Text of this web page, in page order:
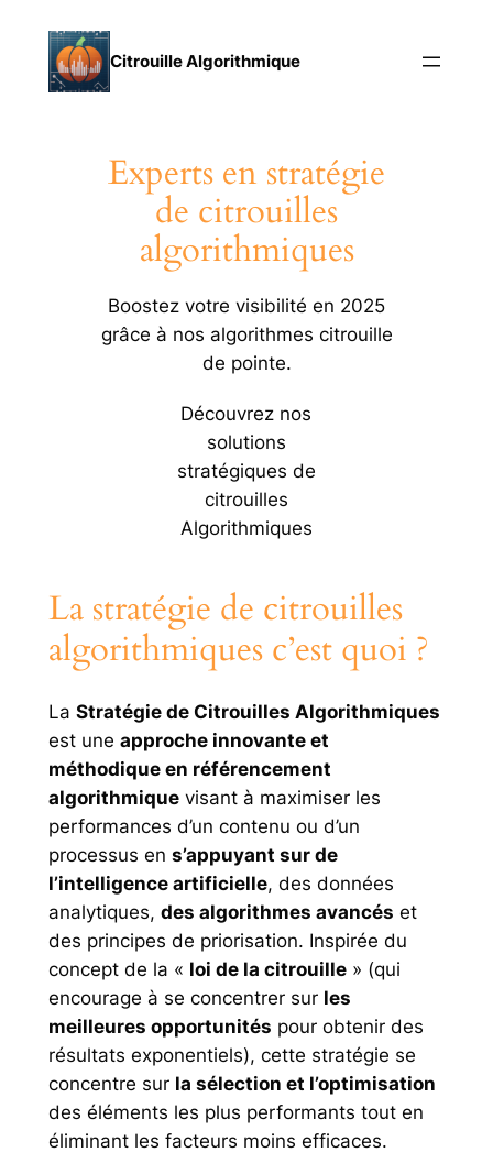
contenu
Citrouille Algorithmique
Experts en stratégie
de citrouilles
algorithmiques
Boostez votre visibilité en 2025
grâce à nos algorithmes citrouille
de pointe.
Découvrez nos
solutions
stratégiques de
citrouilles
Algorithmiques
La stratégie de citrouilles
algorithmiques c’est quoi ?
La Stratégie de Citrouilles Algorithmiques
est une approche innovante et
méthodique en référencement
algorithmiquevisant à maximiser les
performances d’un contenu ou d’un
processus en s’appuyant sur de
l’intelligence artificielle, des données
analytiques, des algorithmes avancés et
des principes de priorisation. Inspirée du
concept de la « loi de la citrouille» (qui
encourage à se concentrer sur les
meilleures opportunités pour obtenir des
résultats exponentiels), cette stratégie se
concentre sur la sélection et l’optimisation
des éléments les plus performants tout en
éliminant les facteurs moins efficaces.